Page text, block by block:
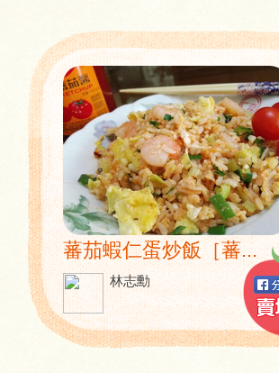
蕃茄蝦仁蛋炒飯［蕃...
林志勳